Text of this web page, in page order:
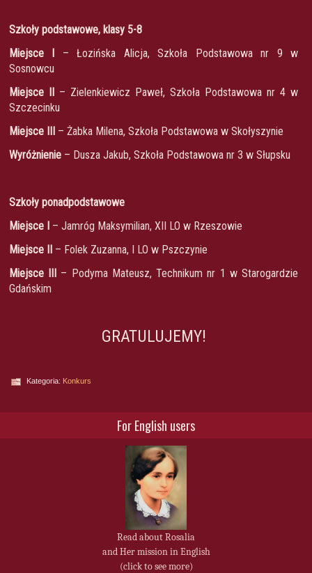
Szkoły podstawowe, klasy 5-8
Miejsce I – Łozińska Alicja, Szkoła Podstawowa nr 9 w
Sosnowcu
Miejsce II – Zielenkiewicz Paweł, Szkoła Podstawowa nr 4 w
Szczecinku
Miejsce III – Żabka Milena, Szkoła Podstawowa w Skołyszynie
Wyróżnienie – Dusza Jakub, Szkoła Podstawowa nr 3 w Słupsku
Szkoły ponadpodstawowe
Miejsce I – Jamróg Maksymilian, XII LO w Rzeszowie
Miejsce II – Folek Zuzanna, I LO w Pszczynie
Miejsce III – Podyma Mateusz, Technikum nr 1 w Starogardzie
Gdańskim
GRATULUJEMY!
Kategoria: Konkurs
For English users
Read about Rosalia
and Her mission in English
(click to see more)